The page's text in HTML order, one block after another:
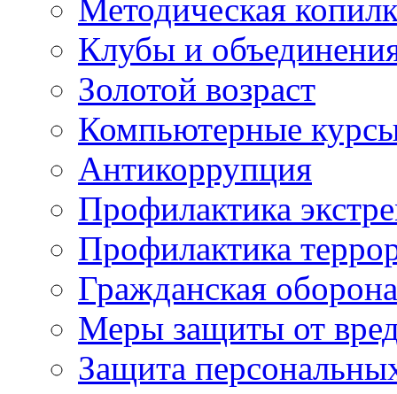
Методическая
Клубы и
Золотой возраст
Компьютерные
Антикоррупция
Профилактика
Профилактика
Гражданская оборона
Меры защиты от
Защита